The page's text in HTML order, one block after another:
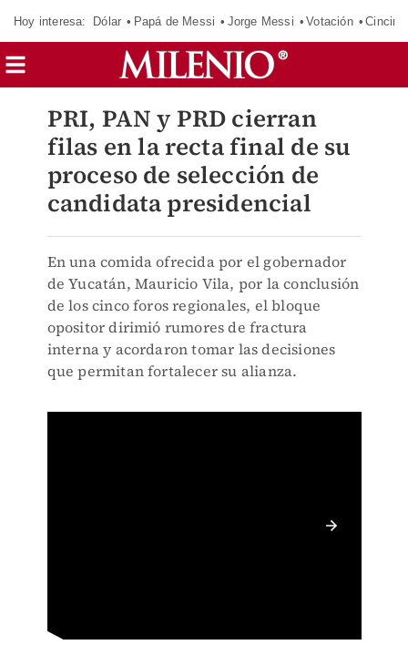
Hoy interesa: Dólar Papá de Messi Jorge Messi Votación
PRI, PAN y PRD cierran
filas en la recta final de su
proceso de selección de
candidata presidencial
En una comida ofrecida por el gobernador
de Yucatán, Mauricio Vila, por la conclusión
de los cinco foros regionales, el bloque
opositor dirimió rumores de fractura
interna y acordaron tomar las decisiones
que permitan fortalecer su alianza.